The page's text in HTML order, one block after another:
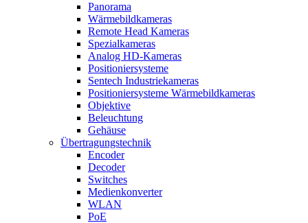
Panorama
Wärmebildkameras
Remote Head Kameras
Spezialkameras
Analog HD-Kameras
Positioniersysteme
Sentech Industriekameras
Positioniersysteme Wärmebildkameras
Objektive
Beleuchtung
Gehäuse
Übertragungstechnik
Encoder
Decoder
Switches
Medienkonverter
WLAN
PoE